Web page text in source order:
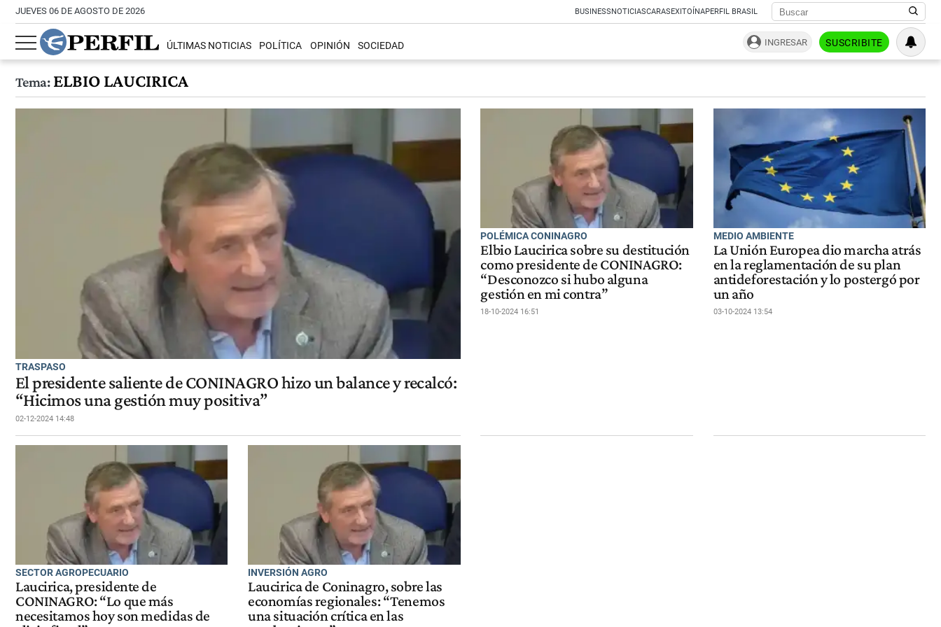
JUEVES 06 DE AGOSTO DE 2026 BUSINESSNOTICIASCARASEXITOÍNAPERFIL BRASIL
ÚLTIMAS NOTICIAS POLÍTICA OPINIÓN SOCIEDAD INGRESAR SUSCRIBITE
Tema:ELBIO LAUCIRICA
TRASPASO
El presidente saliente de CONINAGRO hizo un balance y recalcó:
“Hicimos una gestión muy positiva”
02-12-2024 14:48
POLÉMICA CONINAGRO
Elbio Laucirica sobre su destitución
como presidente de CONINAGRO:
“Desconozco si hubo alguna
gestión en mi contra”
18-10-2024 16:51
MEDIO AMBIENTE
La Unión Europea dio marcha atrás
en la reglamentación de su plan
antideforestación y lo postergó por
un año
03-10-2024 13:54
SECTOR AGROPECUARIO
Laucirica, presidente de
CONINAGRO: “Lo que más
necesitamos hoy son medidas de
INVERSIÓN AGRO
Laucirica de Coninagro, sobre las
economías regionales: “Tenemos
una situación crítica en las